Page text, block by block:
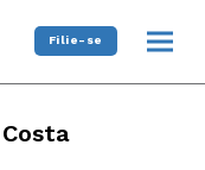
Filie-se